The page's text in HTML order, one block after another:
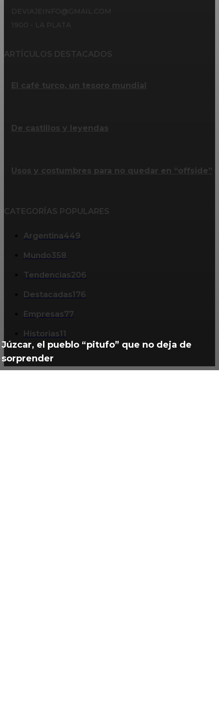
Júzcar, el pueblo “pitufo” que no deja de
sorprender
DEVIAJEINFO@GMAIL.COM
1900 - LA PLATA
ARTÍCULOS DESTACADOS
El café turco, un tesoro mundial
De castillos y leyendas
Usos y costumbres para no quedar en “offside”
CATEGORÍAS POPULARES
Argentina449
Mundo358
Tendencias206
Destacadas176
Empresas77
Historias11